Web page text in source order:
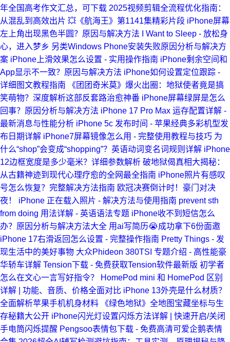
年全国高考作文汇总，可下载 2025视频剪辑全流程优化指南：
从混乱到高效出片 💥《航海王》第1141集精彩片段 iPhone屏幕
左上角出现黑色半圆？原因与解决方法
I Want to Sleep - 放松身
心，进入梦乡 另类Windows Phone安装失败原因分析与解决方
案 iPhone上滑效果怎么设置 - 实用操作指南 iPhone剩余空间和
App显示不一致？原因与解决方法 iPhone如何设置定位跟踪 -
详细图文教程指南
《团团奇米莫》爆火出圈：地狱使者竟是搞
笑萌物？深度解析这部反套路治愈神番 iPhone屏幕绿屏是怎么
回事？原因分析与解决方法 iPhone 17 Pro Max 运存配置详解 -
最新消息与性能分析 iPhone 5c 发布时间 - 苹果经典多彩机型发
布日期详解 iPhone7屏幕镜像怎么用 - 完整使用教程与技巧 为
什么“shop”会变成“shopping”？英语动词变名词规则详解 iPhone
12边框宽度是多少毫米？详细参数解析 破地狱偈真相大揭秘：
从古籍神迹到现代心理疗愈的全网最全指南 iPhone照片有感叹
号怎么恢复？完整解决方法指南 欧冠决赛倒计时！豪门对决
夜！
iPhone 正在载入照片 - 解决方法与使用指南 prevent sth
from doing 用法详解 - 英语语法专题 iPhone收不到短信怎么
办？原因分析与解决方法大全 用ai写简历😭成功拿下6份面邀
iPhone 17右滑返回怎么设置 - 完整操作指南 Pretty Things - 发
现生活中的美好事物 大众Phideon 380TSI 专题介绍 - 高性能豪
华轿车详解 Tension下载 - 免费获取Tension软件最新版 初学者
怎么在文心一言写好指令？
HomePod mini 和 HomePod 区别
详解 | 功能、音质、价格全面对比 iPhone 13外壳是什么材质？
全面解析苹果手机机身材料
《绿色地狱》全地图宝藏坐标与生
存秘籍大公开 iPhone闪光灯设置闪烁方法详解 | 快速开启/关闭
手电筒闪烁提醒 Pengsoo表情包下载 - 免费高清可爱企鹅表情